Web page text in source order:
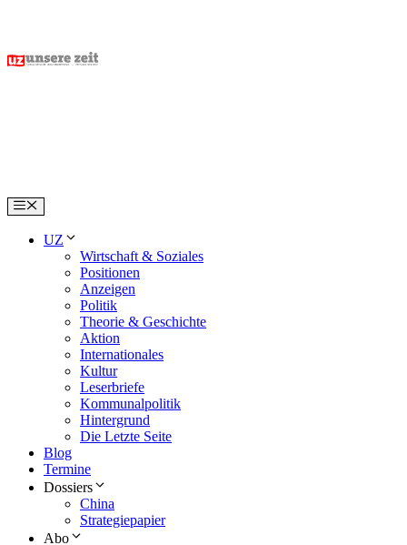
content
Menu
UZ
Wirtschaft & Soziales
Positionen
Anzeigen
Politik
Theorie & Geschichte
Aktion
Internationales
Kultur
Leserbriefe
Kommunalpolitik
Hintergrund
Die Letzte Seite
Blog
Termine
Dossiers
China
Strategiepapier
Abo